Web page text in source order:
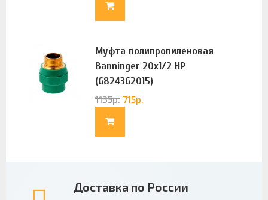
Муфта полипропиленовая
Banninger 20х1/2 НР
(G8243G2015)
1135р. 715р.
Доставка по России